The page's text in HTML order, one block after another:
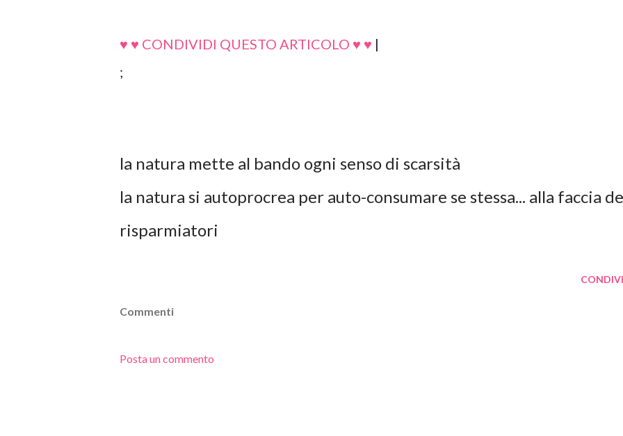
♥ ♥ CONDIVIDI QUESTO ARTICOLO ♥ ♥ |
;
la natura mette al bando ogni senso di scarsità
la natura si autoprocrea per auto-consumare se stessa... alla faccia
risparmiatori
Commenti
Posta un commento